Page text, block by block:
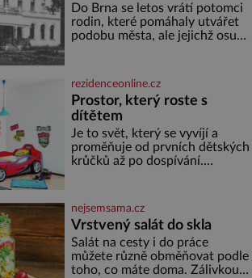
Do Brna se letos vrátí potomci
rodin, které pomáhaly utvářet
podobu města, ale jejichž osudy
Placzek, Löw-Beer, Fuhrmann,
Kohn a Stiassni se stanou
jednou z hlavních
dramaturgických linií festivalu
židovské kultury ŠTETL FEST
2026. Některé návraty nejsou
jednoduché. Místa, která si
rezidenceonline.cz
Prostor, který roste s
dítětem
Je to svět, který se vyvíjí a
proměňuje od prvních dětských
krůčků až po dospívání.
soustředění i odpočinek a
reaguje na každou etapu života
a specifické potřeby dítěte. Pro
nejmenší je klíčová
jednoduchost, měkkost a
bezpečí, proto by pokoj
nejsemsama.cz
Vrstvený salát do skla
Salát na cesty i do práce
můžete různě obměňovat podle
toho, co máte doma. Zálivkou